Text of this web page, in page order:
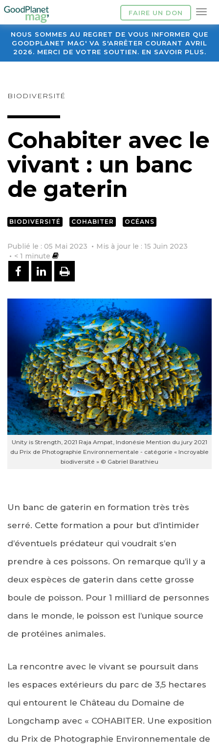
FAIRE UN DON
NOUS SOMMES AU REGRET DE VOUS INFORMER QUE
GOODPLANET MAG' VA S'ARRÊTER COURANT AVRIL
2026. MERCI DE VOTRE SOUTIEN. EN SAVOIR PLUS.
BIODIVERSITÉ
Cohabiter avec le
vivant : un banc
de gaterin
BIODIVERSITÉ COHABITER OCÉANS
Publié le : 05 Mai 2023
Mis à jour le : 15 Juin 2023
< 1 minute
PARTAGER SUR FACEBOOK
PARTAGER SUR LINKEDIN
IMPRIMER
Unity is Strength, 2021 Raja Ampat, Indonésie Mention du jury 2021
du Prix de Photographie Environnementale - catégorie « Incroyable
biodiversité » © Gabriel Barathieu
Un banc de gaterin en formation très très
serré. Cette formation a pour but d’intimider
d’éventuels prédateur qui voudrait s’en
prendre à ces poissons. On remarque qu’il y a
deux espèces de gaterin dans cette grosse
boule de poisson. Pour 1 milliard de personnes
dans le monde, le poisson est l’unique source
de protéines animales.
La rencontre avec le vivant se poursuit dans
les espaces extérieurs du parc de 3,5 hectares
qui entourent le Château du Domaine de
Longchamp avec « COHABITER. Une exposition
du Prix de Photographie Environnementale de